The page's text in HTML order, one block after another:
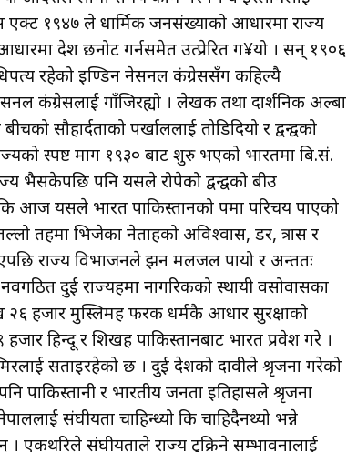
एक्ट १९४७ ले धार्मिक जनसंख्याको आधारमा राज्य
देश छनोट गर्नसमेत उत्प्रेरित ग¥यो । सन् १९०६
रहेको इण्डिन नेसनल कंग्रेससँग कहिल्यै
कंग्रेसलाई गाँजिरह्यो । लेखक तथा दार्शनिक अल्बा
सौहार्दताको पर्खाललाई तोडिदियो र द्वन्द्वको
स्पष्ट माग १९३० बाट शुरु भएको भारतमा बि.सं.
भैसकेपछि पनि यसले रोपेको द्वन्द्वको बीउ
आज यसले भारत पाकिस्तानको रूपमा परिचय पाएको
तहमा भिजेका नेताहरूको अविश्वास, डर, त्रास र
राज्य विभाजनले झन मलजल पायो र अन्ततः
दुई राज्यहरूमा नागरिकको स्थायी वसोवासका
हजार मुस्लिमहरू फरक धर्मकै आधार सुरक्षाको
हिन्दू र शिखहरू पाकिस्तानबाट भारत प्रवेश गरे ।
सताइरहेको छ । दुई देशको दावीले श्रृजना गरेको
पाकिस्तानी र भारतीय जनता इतिहासले श्रृजना
संघीयता चाहिन्थ्यो कि चाहिदैनथ्यो भन्ने
एकथरिले संघीयताले राज्य टुक्रिने सम्भावनालाई